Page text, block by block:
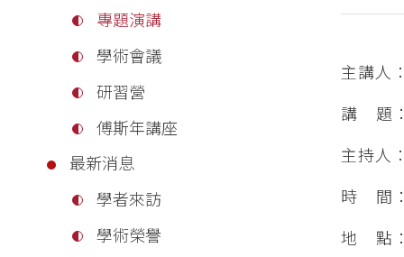
專題演講
學術會議
研習營
傅斯年講座
最新消息
學者來訪
學術榮譽
主講人
講 題
主持人
時 間
地 點